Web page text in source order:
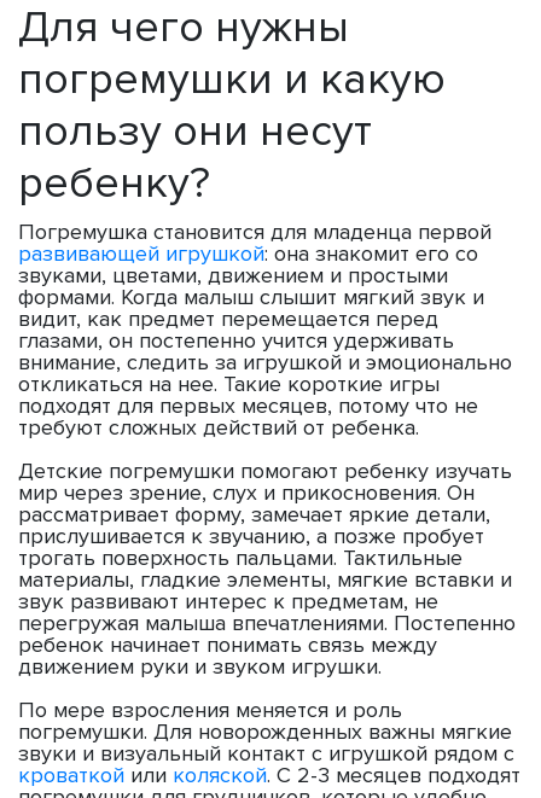
Для чего нужны
погремушки и какую
пользу они несут
ребенку?
Погремушка становится для младенца первой
развивающей игрушкой: она знакомит его со
звуками, цветами, движением и простыми
формами. Когда малыш слышит мягкий звук и
видит, как предмет перемещается перед
глазами, он постепенно учится удерживать
внимание, следить за игрушкой и эмоционально
откликаться на нее. Такие короткие игры
подходят для первых месяцев, потому что не
требуют сложных действий от ребенка.
Детские погремушки помогают ребенку изучать
мир через зрение, слух и прикосновения. Он
рассматривает форму, замечает яркие детали,
прислушивается к звучанию, а позже пробует
трогать поверхность пальцами. Тактильные
материалы, гладкие элементы, мягкие вставки и
звук развивают интерес к предметам, не
перегружая малыша впечатлениями. Постепенно
ребенок начинает понимать связь между
движением руки и звуком игрушки.
По мере взросления меняется и роль
погремушки. Для новорожденных важны мягкие
звуки и визуальный контакт с игрушкой рядом с
кроваткой или коляской. С 2-3 месяцев подходят